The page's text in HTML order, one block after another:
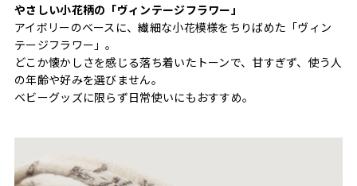
やさしい小花柄の「ヴィンテージフラワー」
アイボリーのベースに、繊細な小花模様をちりばめた「ヴィン
テージフラワー」。
どこか懐かしさを感じる落ち着いたトーンで、甘すぎず、使う人
の年齢や好みを選びません。
ベビーグッズに限らず日常使いにもおすすめ。